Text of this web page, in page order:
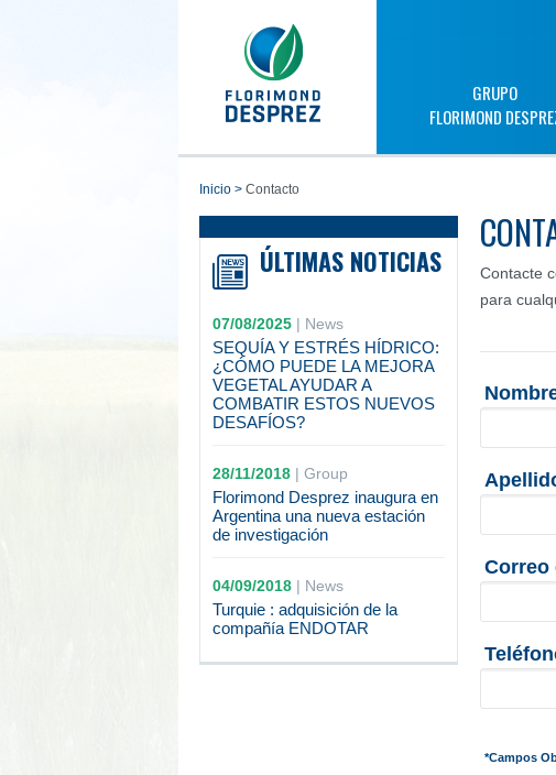
GRUPO
FLORIMOND
inicio > Contacto
ÚLTIMAS NOTICIAS
07/08/2025| News
SEQUÍA Y ESTRÉS HÍDRICO:
¿CÓMO PUEDE LA MEJORA
VEGETAL AYUDAR A
COMBATIR ESTOS NUEVOS
DESAFÍOS?
28/11/2018| Group
Florimond Desprez inaugura en
Argentina una nueva estación
de investigación
04/09/2018| News
Turquie : adquisición de la
compañía ENDOTAR
Contacte
para
Correo
*Campos